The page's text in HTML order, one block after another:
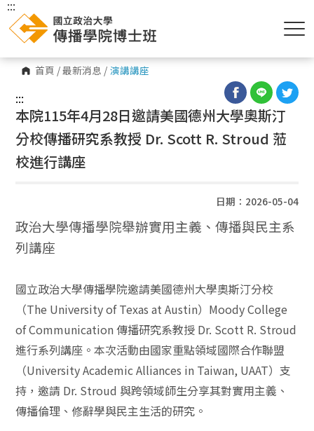
首頁 /最新消息 / 演講講座
:::
:::
本院115年4月28日邀請美國德州大學奧斯汀
分校傳播研究系教授 Dr. Scott R. Stroud 蒞
校進行講座
日期：2026-05-04
政治大學傳播學院舉辦實用主義、傳播與民主系
列講座
國立政治大學傳播學院邀請美國德州大學奧斯汀分校
（The University of Texas at Austin）Moody College
of Communication 傳播研究系教授 Dr. Scott R. Stroud
進行系列講座。本次活動由國家重點領域國際合作聯盟
（University Academic Alliances in Taiwan, UAAT）支
持，邀請 Dr. Stroud 與跨領域師生分享其對實用主義、
傳播倫理、修辭學與民主生活的研究。